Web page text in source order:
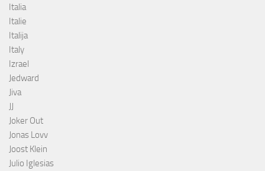
Italia
Italie
Italija
Italy
Izrael
Jedward
Jiva
JJ
Joker Out
Jonas Lovv
Joost Klein
Julio Iglesias